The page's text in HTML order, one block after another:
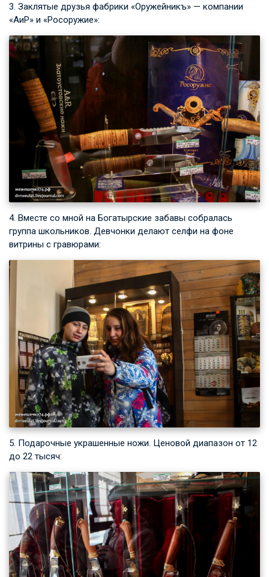
3. Заклятые друзья фабрики «Оружейникъ» — компании
«АиР» и «Росоружие»:
4. Вместе со мной на Богатырские забавы собралась
группа школьников. Девчонки делают селфи на фоне
витрины с гравюрами:
5. Подарочные украшенные ножи. Ценовой диапазон от 12
до 22 тысяч: